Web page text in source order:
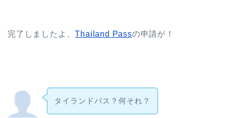
完了しましたよ、Thailand Passの申請が！
タイランドパス？何それ？